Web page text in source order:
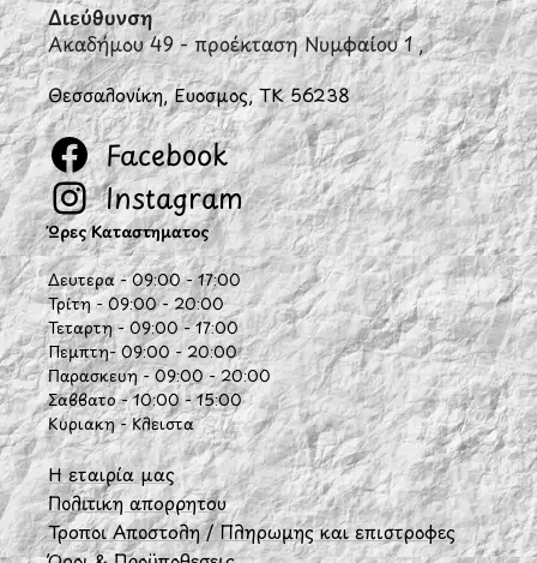
Διεύθυνση
Ακαδήμου 49 - προέκταση Νυμφαίου 1 ,
Θεσσαλονίκη, Εύοσμος, ΤΚ 56238
Facebook
Instagram
Ώρες Καταστήματος
Δευτέρα - 09:00 - 17:00
Τρίτη - 09:00 - 20:00
Τετάρτη - 09:00 - 17:00
Πέμπτη- 09:00 - 20:00
Παρασκευή - 09:00 - 20:00
Σάββατο - 10:00 - 15:00
Κυριακή - Κλειστά
Η εταιρία μας
Πολιτική απορρήτου
Τρόποι Αποστολή / Πληρωμής και επιστροφές